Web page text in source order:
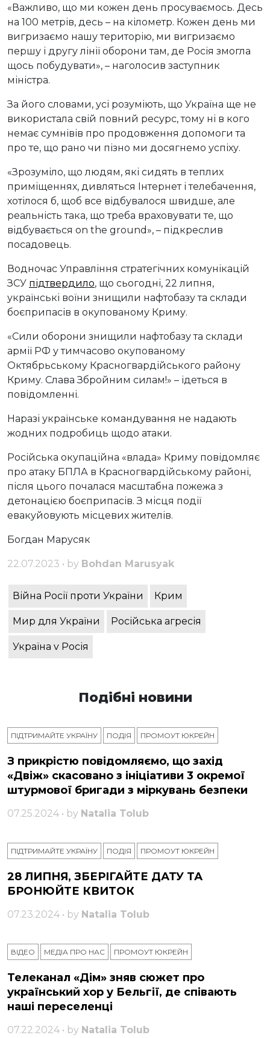
«Важливо, що ми кожен день просуваємось. Десь
на 100 метрів, десь – на кілометр. Кожен день ми
вигризаємо нашу територію, ми вигризаємо
першу і другу лінії оборони там, де Росія змогла
щось побудувати», – наголосив заступник
міністра.
За його словами, усі розуміють, що Україна ще не
використала свій повний ресурс, тому ні в кого
немає сумнівів про продовження допомоги та
про те, що рано чи пізно ми досягнемо успіху.
«Зрозуміло, що людям, які сидять в теплих
приміщеннях, дивляться Інтернет і телебачення,
хотілося б, щоб все відбувалося швидше, але
реальність така, що треба враховувати те, що
відбувається on the ground», – підкреслив
посадовець.
Водночас Управління стратегічних комунікацій
ЗСУ підтвердило, що сьогодні, 22 липня,
українські воїни знищили нафтобазу та склади
боєприпасів в окупованому Криму.
«Сили оборони знищили нафтобазу та склади
армії РФ у тимчасово окупованому
Октябрьському Красногвардійського району
Криму. Слава Збройним силам!» – ідеться в
повідомленні.
Наразі українське командування не надають
жодних подробиць щодо атаки.
Російська окупаційна «влада» Криму повідомляє
про атаку БПЛА в Красногвардійському районі,
після цього почалася масштабна пожежа з
детонацією боєприпасів. З місця події
евакуйовують місцевих жителів.
Богдан Марусяк
22.07.2023 • by Bohdan Marusyak
Війна Росії проти України Крим
Мир для України Російська агресія
Україна v Росія
Подібні новини
ПІДТРИМАЙТЕ УКРАЇНУ ПОДІЯ ПРОМОУТ ЮКРЕЙН
З прикрістю повідомляємо, що захід
«Двіж» скасовано з ініціативи 3 окремої
штурмової бригади з міркувань безпеки
07.25.2024 • by Natalia Tolub
ПІДТРИМАЙТЕ УКРАЇНУ ПОДІЯ ПРОМОУТ ЮКРЕЙН
28 ЛИПНЯ, ЗБЕРІГАЙТЕ ДАТУ ТА
БРОНЮЙТЕ КВИТОК
07.23.2024 • by Natalia Tolub
ВІДЕО МЕДІА ПРО НАС ПРОМОУТ ЮКРЕЙН
Телеканал «Дім» зняв сюжет про
український хор у Бельгії, де співають
наші переселенці
07.22.2024 • by Natalia Tolub